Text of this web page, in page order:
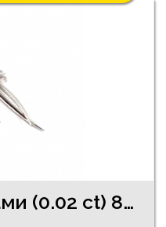
Cерьги c алмазaми (0.02 ct) 87/5755